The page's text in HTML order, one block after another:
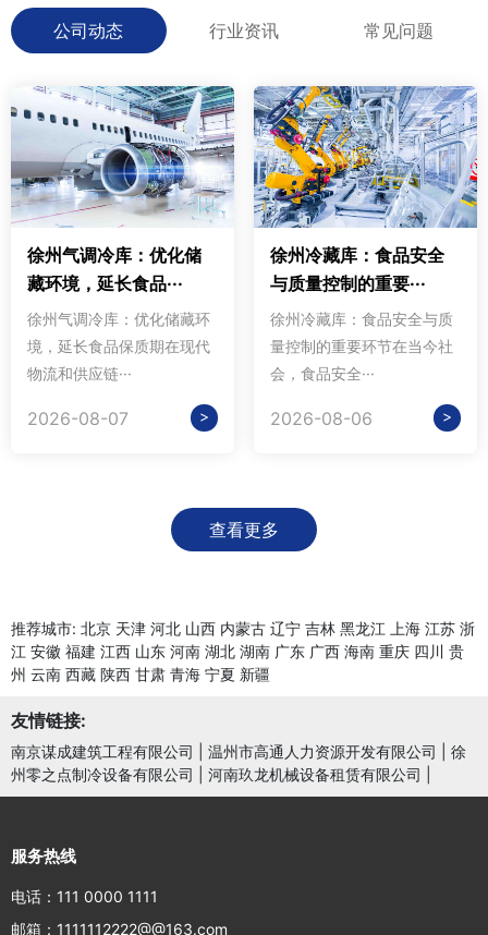
公司动态 行业资讯 常见问题
徐州气调冷库：优化储
藏环境，延长食品···
徐州气调冷库：优化储藏环
境，延长食品保质期在现代
物流和供应链···
2026-08-07 >
徐州冷藏库：食品安全
与质量控制的重要···
徐州冷藏库：食品安全与质
量控制的重要环节在当今社
会，食品安全···
2026-08-06 >
查看更多
推荐城市: 北京 天津 河北 山西 内蒙古 辽宁 吉林 黑龙江 上海 江苏 浙
江 安徽 福建 江西 山东 河南 湖北 湖南 广东 广西 海南 重庆 四川 贵
州 云南 西藏 陕西 甘肃 青海 宁夏 新疆
友情链接:
南京谋成建筑工程有限公司 温州市高通人力资源开发有限公司
徐
州零之点制冷设备有限公司
河南玖龙机械设备租赁有限公司
服务热线
电话：111 0000 1111
邮箱：1111112222@@163.com